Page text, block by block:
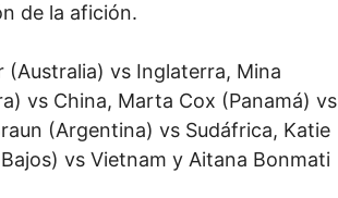
de la afición.
(Australia) vs Inglaterra, Mina
vs China, Marta Cox (Panamá) vs
(Argentina) vs Sudáfrica, Katie
vs Vietnam y Aitana Bonmati